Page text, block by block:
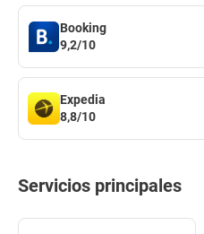
Booking
9,2/10
Expedia
8,8/10
Servicios principales